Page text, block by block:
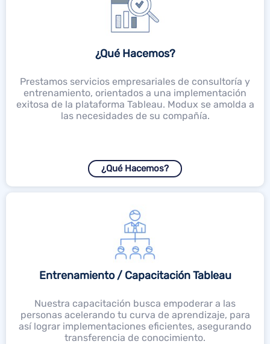
¿Qué Hacemos?
Prestamos servicios empresariales de consultoría y
entrenamiento, orientados a una implementación
exitosa de la plataforma Tableau. Modux se amolda a
las necesidades de su compañía.
¿Qué Hacemos?
Entrenamiento / Capacitación Tableau
Nuestra capacitación busca empoderar a las
personas acelerando tu curva de aprendizaje, para
así lograr implementaciones eficientes, asegurando
transferencia de conocimiento.